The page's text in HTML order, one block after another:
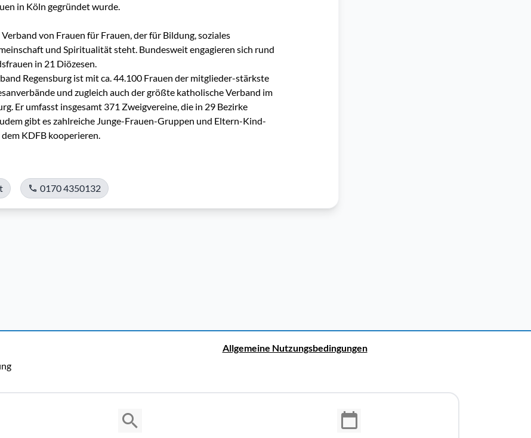
in Köln gegründet wurde.
von Frauen für Frauen, der für Bildung, soziales
und Spiritualität steht. Bundesweit engagieren sich rund
in 21 Diözesen.
Regensburg ist mit ca. 44.100 Frauen der mitglieder-stärkste
und zugleich auch der größte katholische Verband im
Er umfasst insgesamt 371 Zweigvereine, die in 29 Bezirke
gibt es zahlreiche Junge-Frauen-Gruppen und Eltern-Kind-
0170 4350132
Allgemeine Nutzungsbedingungen
Copyright © 2026 Cosmema GmbH